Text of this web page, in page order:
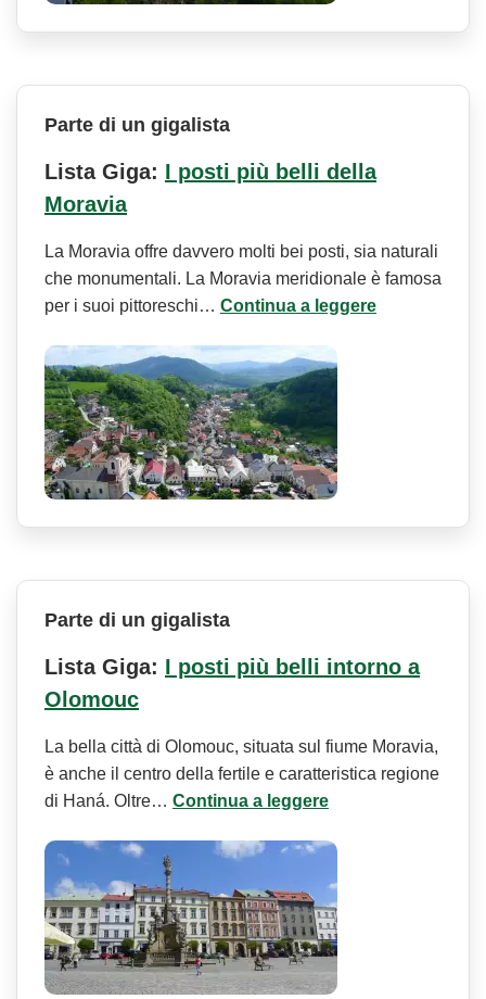
Parte di un gigalista
Lista Giga: I posti più belli della
Moravia
La Moravia offre davvero molti bei posti, sia naturali
che monumentali. La Moravia meridionale è famosa
per i suoi pittoreschi… Continua a leggere
Parte di un gigalista
Lista Giga: I posti più belli intorno a
Olomouc
La bella città di Olomouc, situata sul fiume Moravia,
è anche il centro della fertile e caratteristica regione
di Haná. Oltre… Continua a leggere